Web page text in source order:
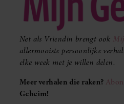
Net als Vriendin brengt ook
allermooiste persoonlijke
elke week met je willen delen.
Meer verhalen die raken?
Geheim!